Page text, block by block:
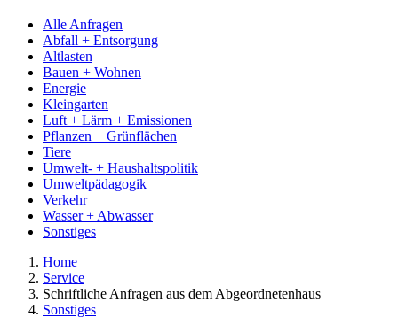
Alle Anfragen
Abfall + Entsorgung
Altlasten
Bauen + Wohnen
Energie
Kleingarten
Luft + Lärm + Emissionen
Pflanzen + Grünflächen
Tiere
Umwelt- + Haushaltspolitik
Umweltpädagogik
Verkehr
Wasser + Abwasser
Sonstiges
Home
Service
Schriftliche Anfragen aus dem Abgeordnetenhaus
Sonstiges